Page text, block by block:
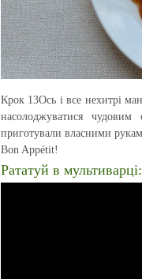
Крок 13Ось і все нехитрі
насолоджуватися
приготували власними
Bon Appétit!
Рататуй в